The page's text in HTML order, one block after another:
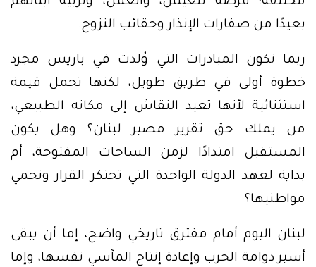
بعيدًا من صفارات الإنذار وحقائب النزوح.
ربما تكون المبادرات التي وُلدت في باريس مجرد
خطوة أولى في طريق طويل، لكنها تحمل قيمة
استثنائية لأنها تعيد النقاش إلى مكانه الطبيعي،
من يملك حق تقرير مصير لبنان؟ وهل يكون
المستقبل امتدادًا لزمن الساحات المفتوحة، أم
بداية لعهد الدولة الواحدة التي تحتكر القرار وتحمي
مواطنيها؟
لبنان اليوم أمام مفترق تاريخي واضح، إما أن يبقى
أسير دوامة الحرب وإعادة إنتاج المآسي نفسها، وإما